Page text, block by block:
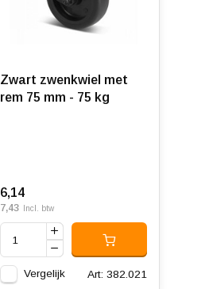
Zwart zwenkwiel met
rem 75 mm - 75 kg
6,14
7,43 Incl. btw
Vergelijk Art: 382.021